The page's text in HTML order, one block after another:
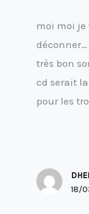
moi moi je
très bon
cd serait
pour les
18/